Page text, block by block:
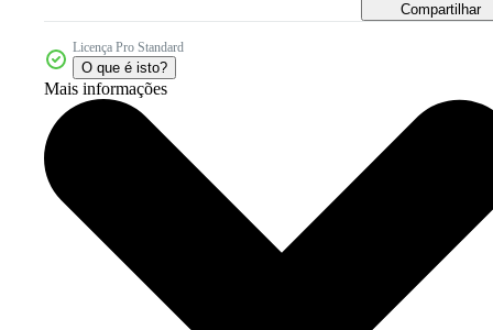
Compartilhar
Licença Pro Standard
O que é isto?
Mais informações